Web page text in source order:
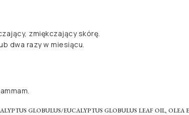
zmiękczający skórę.
dwa razy w miesiącu.
GLOBULUS/EUCALYPTUS GLOBULUS LEAF OIL,